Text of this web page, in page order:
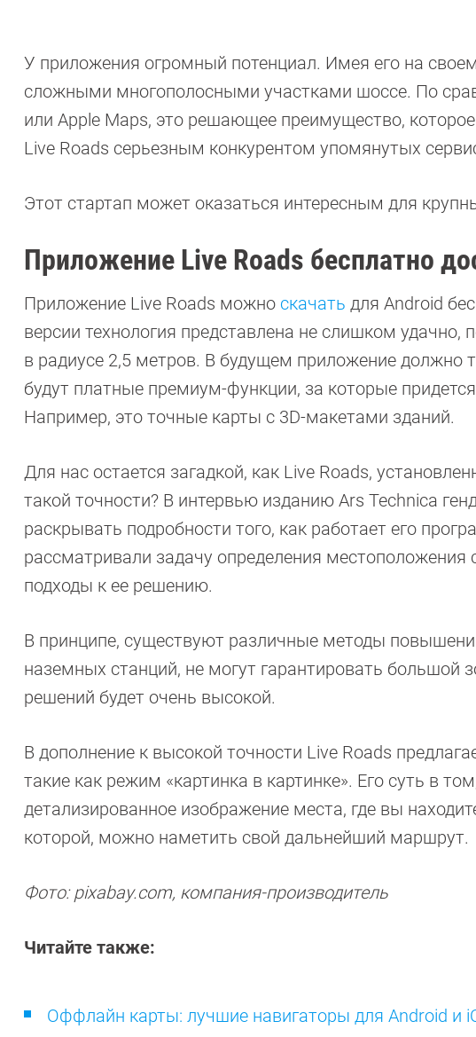
У приложения огромный потенциал. Имея его на
сложными многополосными участками шоссе. По
или Apple Maps, это решающее преимущество,
Live Roads серьезным конкурентом упомянутых
Этот стартап может оказаться интересным для
Приложение Live Roads бесплатно
Приложение Live Roads можно скачать для Android
версии технология представлена не слишком
в радиусе 2,5 метров. В будущем приложение должно
будут платные премиум-функции, за которые
Например, это точные карты с 3D-макетами зданий.
Для нас остается загадкой, как Live Roads,
такой точности? В интервью изданию Ars Technica
раскрывать подробности того, как работает его
рассматривали задачу определения
подходы к ее решению.
В принципе, существуют различные методы
наземных станций, не могут гарантировать большой
решений будет очень высокой.
В дополнение к высокой точности Live Roads
такие как режим «картинка в картинке». Его суть в
детализированное изображение места, где вы
которой, можно наметить свой дальнейший маршрут.
Фото: pixabay.com, компания-производитель
Читайте также:
Оффлайн карты: лучшие навигаторы для Android и